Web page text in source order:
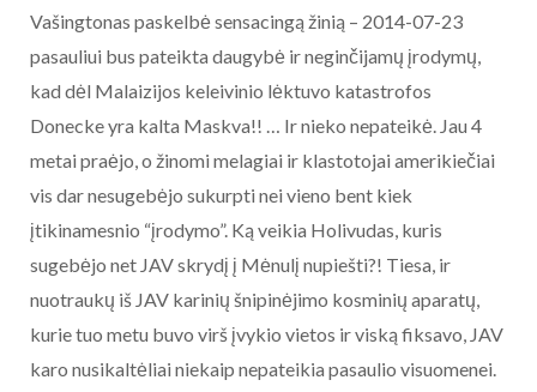
Vašingtonas paskelbė sensacingą žinią – 2014-07-23
pasauliui bus pateikta daugybė ir neginčijamų įrodymų,
kad dėl Malaizijos keleivinio lėktuvo katastrofos
Donecke yra kalta Maskva!! … Ir nieko nepateikė. Jau 4
metai praėjo, o žinomi melagiai ir klastotojai amerikiečiai
vis dar nesugebėjo sukurpti nei vieno bent kiek
įtikinamesnio “įrodymo”. Ką veikia Holivudas, kuris
sugebėjo net JAV skrydį į Mėnulį nupiešti?! Tiesa, ir
nuotraukų iš JAV karinių šnipinėjimo kosminių aparatų,
kurie tuo metu buvo virš įvykio vietos ir viską fiksavo, JAV
karo nusikaltėliai niekaip nepateikia pasaulio visuomenei.